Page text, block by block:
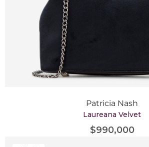
Patricia Nash
Laureana Velvet
$990,000